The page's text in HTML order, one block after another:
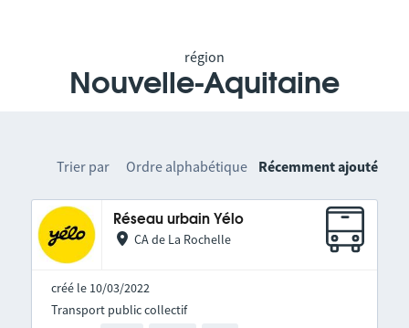
région
Nouvelle-Aquitaine
Trier par Ordre alphabétique Récemment ajouté
Réseau urbain Yélo
CA de La Rochelle
créé le 10/03/2022
Transport public collectif